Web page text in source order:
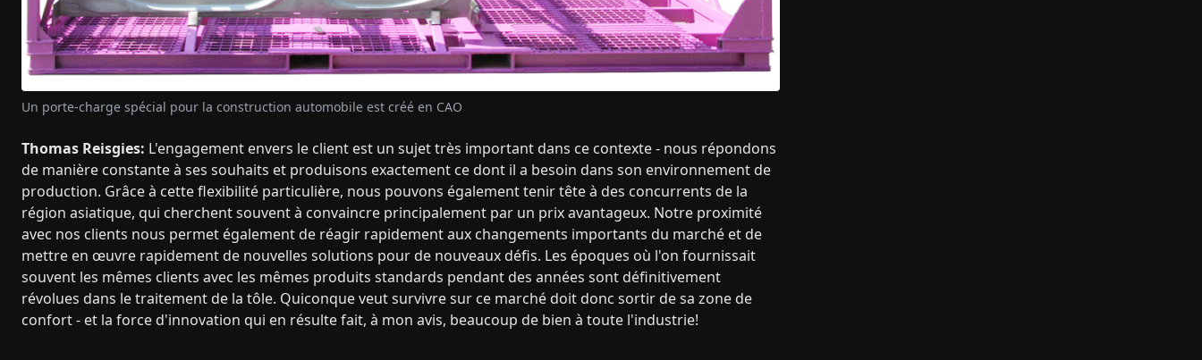
Un porte-charge spécial pour la construction automobile est créé en CAO
Thomas Reisgies: L'engagement envers le client est un sujet très important dans ce contexte - nous répondons
de manière constante à ses souhaits et produisons exactement ce dont il a besoin dans son environnement de
production. Grâce à cette flexibilité particulière, nous pouvons également tenir tête à des concurrents de la
région asiatique, qui cherchent souvent à convaincre principalement par un prix avantageux. Notre proximité
avec nos clients nous permet également de réagir rapidement aux changements importants du marché et de
mettre en œuvre rapidement de nouvelles solutions pour de nouveaux défis. Les époques où l'on fournissait
souvent les mêmes clients avec les mêmes produits standards pendant des années sont définitivement
révolues dans le traitement de la tôle. Quiconque veut survivre sur ce marché doit donc sortir de sa zone de
confort - et la force d'innovation qui en résulte fait, à mon avis, beaucoup de bien à toute l'industrie!